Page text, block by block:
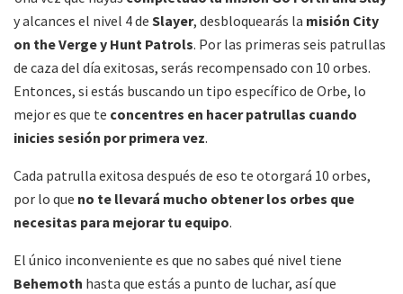
y alcances el nivel 4 de Slayer, desbloquearás la misión City
on the Verge y Hunt Patrols. Por las primeras seis patrullas
de caza del día exitosas, serás recompensado con 10 orbes.
Entonces, si estás buscando un tipo específico de Orbe, lo
mejor es que te concentres en hacer patrullas cuando
inicies sesión por primera vez.
Cada patrulla exitosa después de eso te otorgará 10 orbes,
por lo que no te llevará mucho obtener los orbes que
necesitas para mejorar tu equipo.
El único inconveniente es que no sabes qué nivel tiene
Behemoth hasta que estás a punto de luchar, así que